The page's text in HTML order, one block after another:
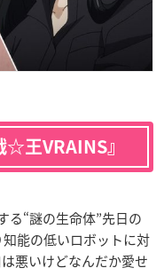
王VRAINS』
“謎の生命体”先日の
能の低いロボットに対
悪いけどなんだか愛せ